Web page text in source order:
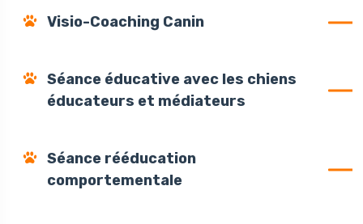
Visio-Coaching Canin
Séance éducative avec les chiens
éducateurs et médiateurs
Séance rééducation
comportementale